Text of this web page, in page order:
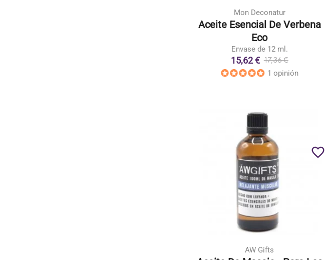
Mon Deconatur
Aceite Esencial De Verbena
Eco
Envase de 12 ml.
15,62 € 17,36 €
1 opinión
AW Gifts
favorite_border